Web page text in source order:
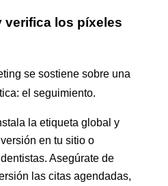
verifica los píxeles
se sostiene sobre una
el seguimiento.
la etiqueta global y
en tu sitio o
Asegúrate de
las citas agendadas,